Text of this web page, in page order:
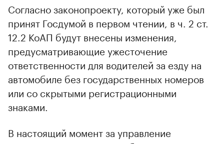
Согласно законопроекту, который уже был
принят Госдумой в первом чтении, в ч. 2 ст.
12.2 КоАП будут внесены изменения,
предусматривающие ужесточение
ответственности для водителей за езду на
автомобиле без государственных номеров
или со скрытыми регистрационными
знаками.
В настоящий момент за управление